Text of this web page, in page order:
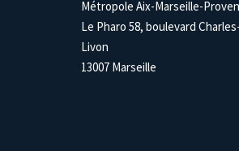
Métropole Aix-Marseille-
Le Pharo 58, boulevard Charles-
Livon
13007 Marseille